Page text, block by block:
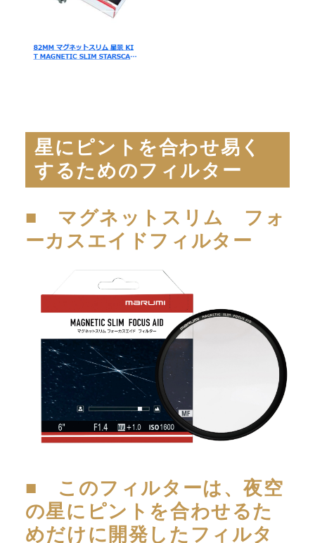
星にピントを合わせ易く
するためのフィルター
■ マグネットスリム フォ
ーカスエイドフィルター
■ このフィルターは、夜空
の星にピントを合わせるた
めだけに開発したフィルタ